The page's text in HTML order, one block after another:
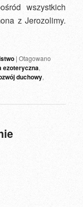
wszystkich
z Jerozolimy.
|Otagowano
ezoteryczna,
duchowy,